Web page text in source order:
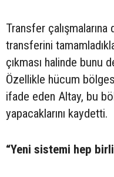
Transfer
transferini
çıkması halinde bunu
Özellikle hücum
ifade eden Altay, bu
yapacaklarını kaydetti.
“Yeni sistemi hep